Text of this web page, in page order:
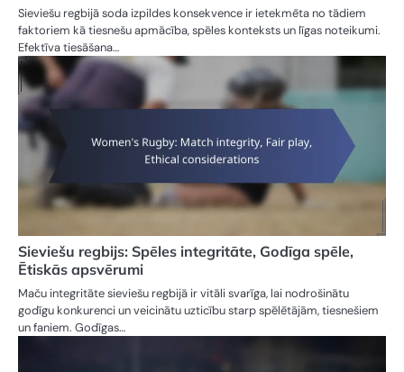
Sieviešu regbijā soda izpildes konsekvence ir ietekmēta no tādiem
faktoriem kā tiesnešu apmācība, spēles konteksts un līgas noteikumi.
Efektīva tiesāšana…
Sieviešu regbijs: Spēles integritāte, Godīga spēle,
Ētiskās apsvērumi
Maču integritāte sieviešu regbijā ir vitāli svarīga, lai nodrošinātu
godīgu konkurenci un veicinātu uzticību starp spēlētājām, tiesnešiem
un faniem. Godīgas…